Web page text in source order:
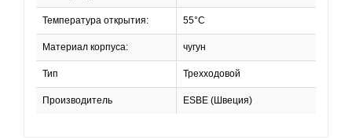
Температура открытия: 55°С
Материал корпуса: чугун
Тип Трехходовой
Производитель ESBE (Швеция)